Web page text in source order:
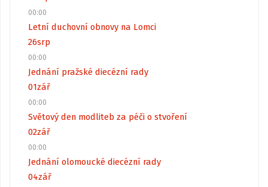
00:00
Letní duchovní obnovy na Lomci
26srp
00:00
Jednání pražské diecézní rady
01zář
00:00
Světový den modliteb za péči o stvoření
02zář
00:00
Jednání olomoucké diecézní rady
04zář